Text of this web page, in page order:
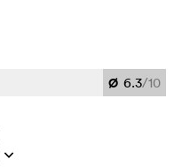
Ø 6.3/10
q